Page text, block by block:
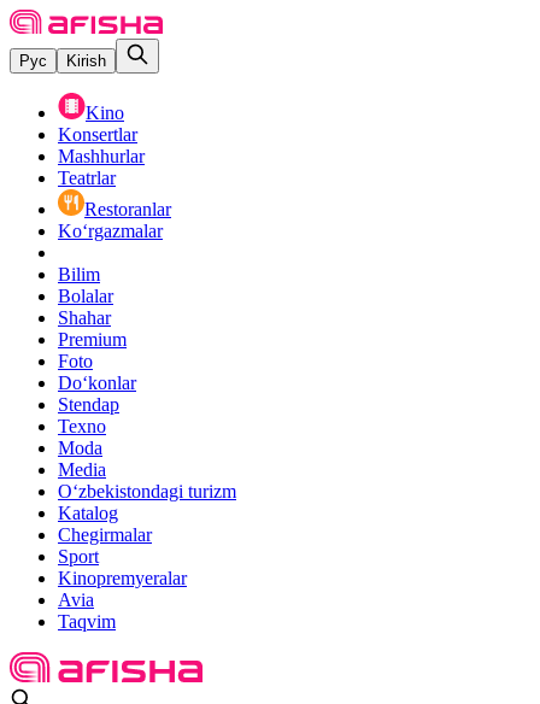
Рус Kirish
Kino
Konsertlar
Mashhurlar
Teatrlar
Restoranlar
Ko‘rgazmalar
Bilim
Bolalar
Shahar
Premium
Foto
Do‘konlar
Stendap
Texno
Moda
Media
O‘zbekistondagi turizm
Katalog
Chegirmalar
Sport
Kinopremyeralar
Avia
Taqvim